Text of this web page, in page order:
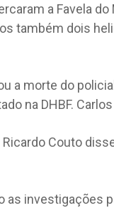
a Favela
também dois
a morte do
na DHBF.
Couto
as investigações